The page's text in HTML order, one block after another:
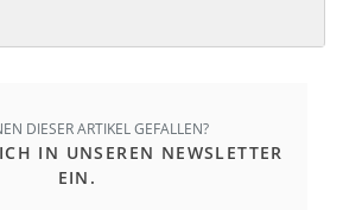
DIESER ARTIKEL GEFALLEN?
IN UNSEREN NEWSLETTER
EIN.